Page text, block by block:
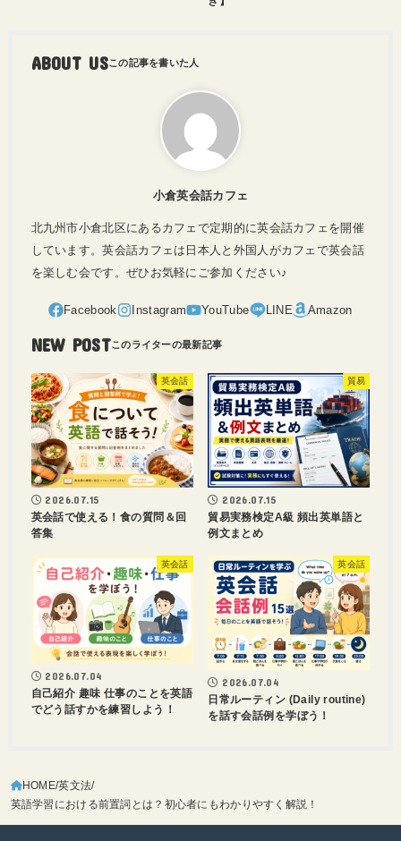
ABOUT US
小倉英会話カフェ
北九州市小倉北区にあるカフェで定期的に英会話カフェを開催
しています。英会話カフェは日本人と外国人がカフェで英会話
を楽しむ会です。ぜひお気軽にご参加ください♪
NEW POST
英会話
2026.07.15
英会話で使える！食の質問＆回
答集
貿易
2026.07.15
貿易実務検定A級 頻出英単語と
例文まとめ
英会話
2026.07.04
自己紹介 趣味 仕事のことを英語
でどう話すかを練習しよう！
英会話
2026.07.04
日常ルーティン (Daily routine)
を話す会話例を学ぼう！
HOME 英文法
英語学習における前置詞とは？初心者にもわかりやすく解説！